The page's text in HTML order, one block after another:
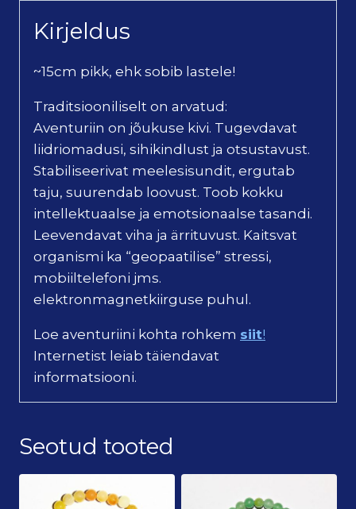
Kirjeldus
~15cm pikk, ehk sobib lastele!
Traditsiooniliselt on arvatud:
Aventuriin on jõukuse kivi. Tugevdavat
liidriomadusi, sihikindlust ja otsustavust.
Stabiliseerivat meelesisundit, ergutab
taju, suurendab loovust. Toob kokku
intellektuaalse ja emotsionaalse tasandi.
Leevendavat viha ja ärrituvust. Kaitsvat
organismi ka “geopaatilise” stressi,
mobiiltelefoni jms.
elektronmagnetkiirguse puhul.
Loe aventuriini kohta rohkem siit!
Internetist leiab täiendavat
informatsiooni.
Seotud tooted